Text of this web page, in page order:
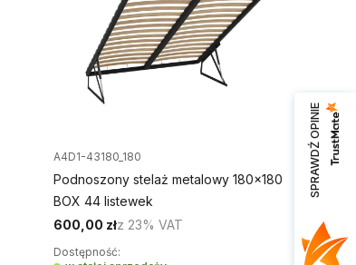
A4D1-43180_180
Podnoszony stelaż metalowy 180x180
BOX 44 listewek
600,00 złz 23% VAT
Dostępność:
SPRAWDŹ OPINIE